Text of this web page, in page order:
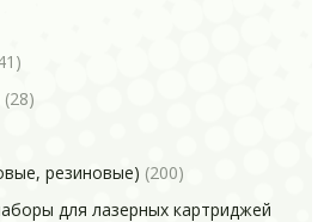
(28)
резиновые) (200)
для лазерных картриджей